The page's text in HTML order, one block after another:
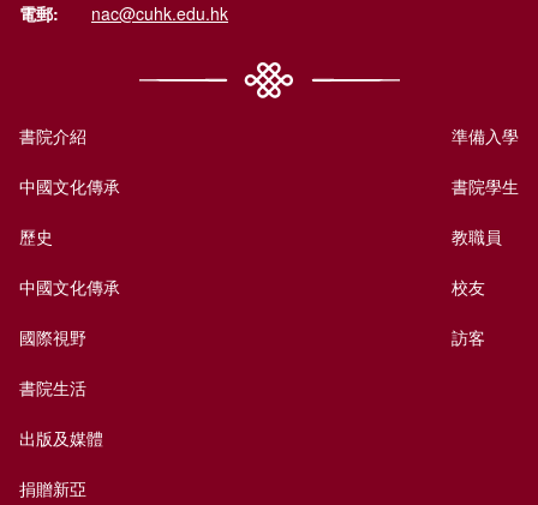
電郵: nac@cuhk.edu.hk
書院介紹
中國文化傳承
歷史
中國文化傳承
國際視野
書院生活
出版及媒體
捐贈新亞
準備入學
書院學生
教職員
校友
訪客